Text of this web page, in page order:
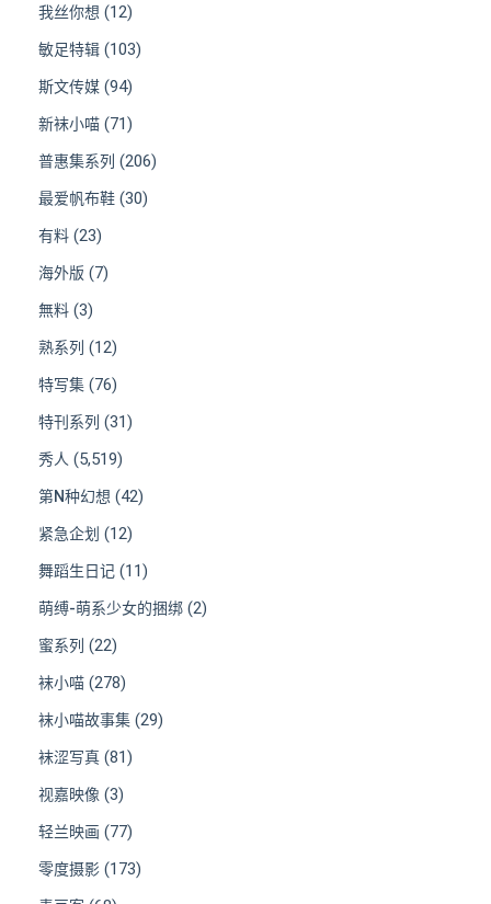
我丝你想 (12)
敏足特辑 (103)
斯文传媒 (94)
新袜小喵 (71)
普惠集系列 (206)
最爱帆布鞋 (30)
有料 (23)
海外版 (7)
無料 (3)
熟系列 (12)
特写集 (76)
特刊系列 (31)
秀人 (5,519)
第N种幻想 (42)
紧急企划 (12)
舞蹈生日记 (11)
萌缚-萌系少女的捆绑 (2)
蜜系列 (22)
袜小喵 (278)
袜小喵故事集 (29)
袜涩写真 (81)
视嘉映像 (3)
轻兰映画 (77)
零度摄影 (173)